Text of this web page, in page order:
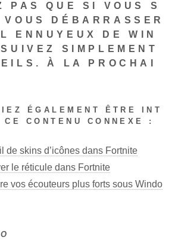
PAS QUE SI VOUS S
DÉBARRASSER
ENNUYEUX DE WIN
SIMPLEMENT
À LA PROCHAI
ÉGALEMENT ÊTRE INT
CE CONTENU CONNEXE :
de skins d’icônes dans Fortnite
le réticule dans Fortnite
vos écouteurs plus forts sous Windo